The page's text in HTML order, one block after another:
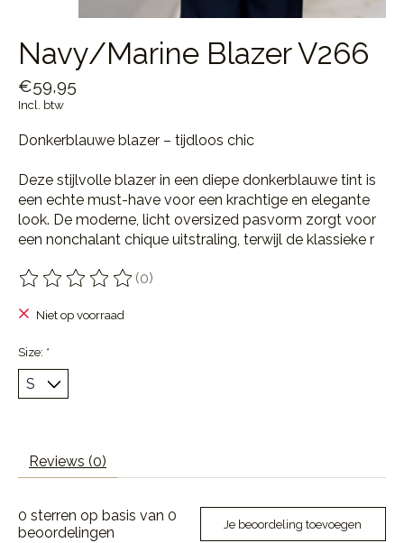
Navy/Marine Blazer V266
€59,95
Incl. btw
Donkerblauwe blazer – tijdloos chic
Deze stijlvolle blazer in een diepe donkerblauwe tint is
een echte must-have voor een krachtige en elegante
look. De moderne, licht oversized pasvorm zorgt voor
een nonchalant chique uitstraling, terwijl de klassieke r
De beoordeling van dit product is
(0)
Niet op voorraad
Size: *
Reviews (0)
0 sterren op basis van 0
beoordelingen
Je beoordeling toevoegen